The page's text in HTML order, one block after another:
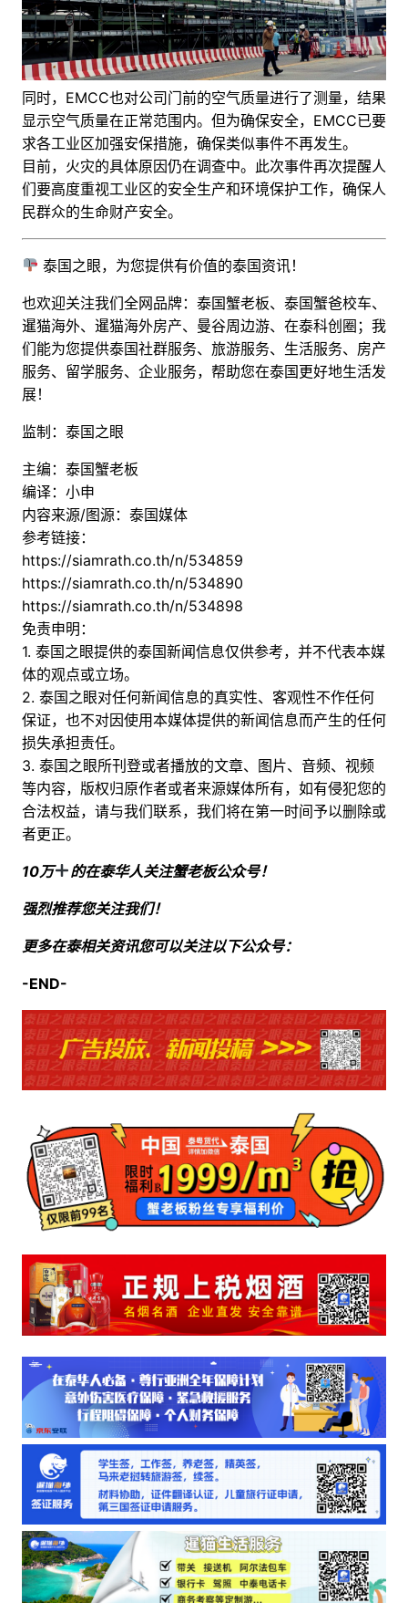
同时，EMCC也对公司门前的空气质量进行了测量，结果
显示空气质量在正常范围内。但为确保安全，EMCC已要
求各工业区加强安保措施，确保类似事件不再发生。
目前，火灾的具体原因仍在调查中。此次事件再次提醒人
们要高度重视工业区的安全生产和环境保护工作，确保人
民群众的生命财产安全。
泰国之眼，为您提供有价值的泰国资讯！
也欢迎关注我们全网品牌：泰国蟹老板、泰国蟹爸校车、
暹猫海外、暹猫海外房产、曼谷周边游、 在泰科创圈 ； 我
们能为您提供泰国社群服务、旅游服务、生活服务、房产
服务、留学服务、企业服务，帮助您在泰国更好地生活发
展！
监制：泰国之眼
主编：泰国蟹老板
编译：小申
内容来源/图源：泰国媒体
参考链接：
https://siamrath.co.th/n/534859
https://siamrath.co.th/n/534890
https://siamrath.co.th/n/534898
免责申明：
1. 泰国之眼提供的泰国新闻信息仅供参考，并不代表本媒
体的观点或立场。
2. 泰国之眼对任何新闻信息的真实性、客观性不作任何
保证，也不对因使用本媒体提供的新闻信息而产生的任何
损失承担责任。
3. 泰国之眼所刊登或者播放的文章、图片、音频、视频
等内容，版权归原作者或者来源媒体所有，如有侵犯您的
合法权益，请与我们联系，我们将在第一时间予以删除或
者更正。
10万 的在泰华人关注蟹老板公众号！
强烈推荐您关注我们！
更多在泰相关资讯您可以关注以下公众号：
-END-